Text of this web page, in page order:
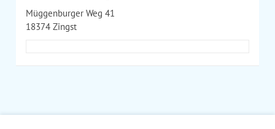
Müggenburger Weg 41
18374 Zingst